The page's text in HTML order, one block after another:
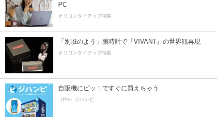
PC
オリコンタイアップ特集
「別班のよう」腕時計で『VIVANT』の世界観再現
オリコンタイアップ特集
自販機にピッ！ですぐに買えちゃう
（PR）ジハンピ